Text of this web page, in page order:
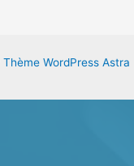
Thème WordPress Astra